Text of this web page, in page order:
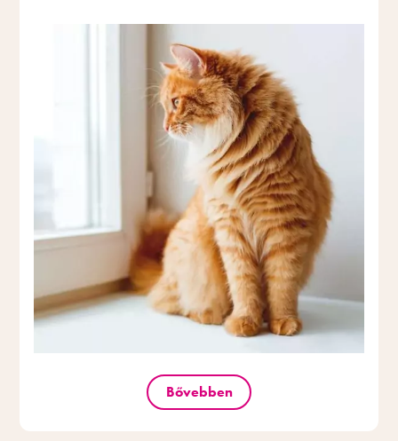
Bővebben